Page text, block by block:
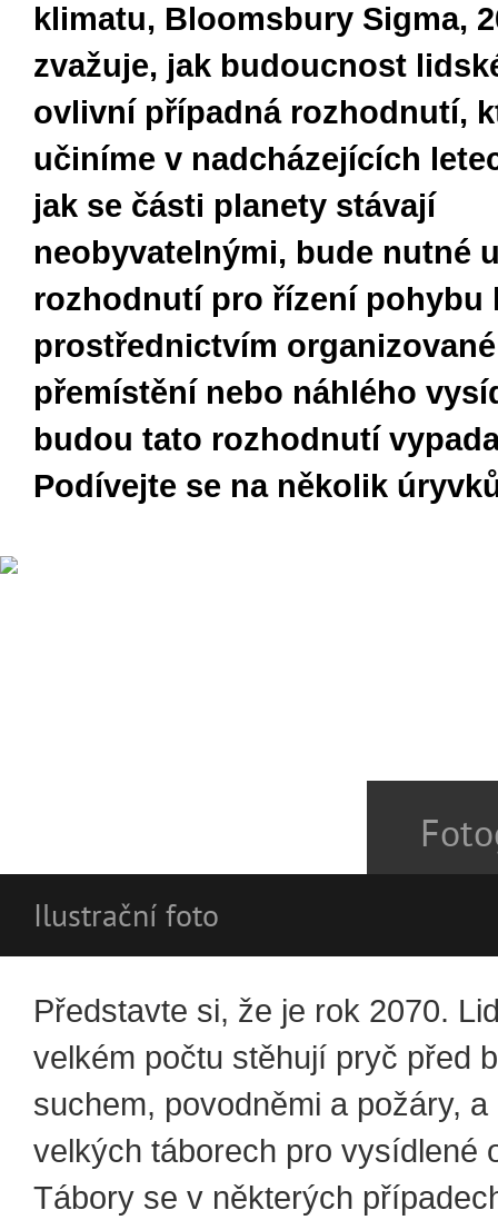
klimatu, Bloomsbury Sigma,
zvažuje, jak budoucnost
ovlivní případná rozhodnutí,
učiníme v nadcházejících
jak se části planety stávají
neobyvatelnými, bude nutné
rozhodnutí pro řízení pohybu
prostřednictvím
přemístění nebo náhlého
budou tato rozhodnutí
Podívejte se na několik
Ilustrační foto
Představte si, že je rok 2070.
velkém počtu stěhují pryč před
suchem, povodněmi a požáry,
velkých táborech pro vysídlené
Tábory se v některých